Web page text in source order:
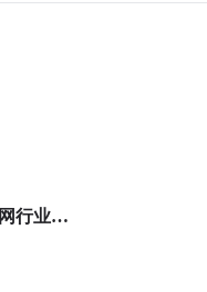
【艾瑞咨询】2021年互联网行业挑战与机遇白皮书